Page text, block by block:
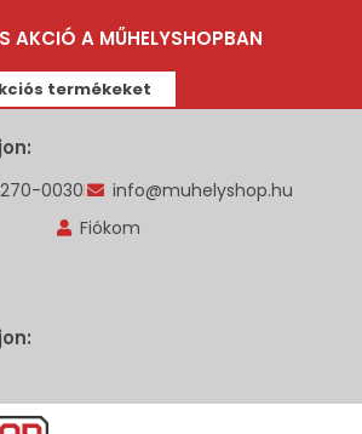
AKCIÓ A MŰHELYSHOPBAN
termékeket
0030
info@muhelyshop.hu
Fiókom